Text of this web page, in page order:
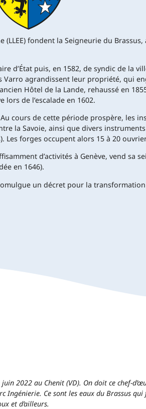
(LLEE) fondent la Seigneurie du
d’État puis, en 1582, de syndic de la
Varro agrandissent leur propriété, qui
Hôtel de la Lande, rehaussé en
de l’escalade en 1602.
cours de cette période prospère, les
la Savoie, ainsi que divers
Les forges occupent alors 15 à 20
d’activités à Genève, vend
en 1646).
un décret pour la
2022 au Chenit (VD). On doit ce chef-
Ingénierie. Ce sont les eaux du Brassus
et d’ailleurs.